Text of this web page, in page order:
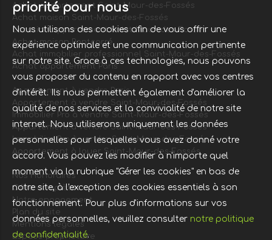
Achat appartement Saint-Maur-des-Fossés
Achat maison Saint-Maur-des-Fossés
Location appartement Saint-Maur-des-Fossés
Achat maison Pontcarré
Achat immobilier professionnel Saint-Maur-des-Fossés
Achat appartement Paris
Appartement à vendre Paris
Appartement à vendre Saint-Maur-des-Fossés
Immobilier Pro à vendre Saint-Maur-des-Fossés
Appartement à vendre Saint-Maur-des-Fossés
Immobilier Pro à vendre Saint-Maur-des-Fossés
Appartement à louer Saint-Maur-des-Fossés
Nos Honoraires
Offre complète
Notre engagement
Plan du site
Mentions légales
Espace propriétaire
priorité pour nous
Nous utilisons des cookies afin de vous offrir une
expérience optimale et une communication pertinente
sur notre site. Grace à ces technologies, nous pouvons
vous proposer du contenu en rapport avec vos centres
d'intérêt. Ils nous permettent également d'améliorer la
qualité de nos services et la convivialité de notre site
internet. Nous utiliserons uniquement les données
personnelles pour lesquelles vous avez donné votre
accord. Vous pouvez les modifier à n'importe quel
moment via la rubrique "Gérer les cookies" en bas de
notre site, à l'exception des cookies essentiels à son
fonctionnement. Pour plus d'informations sur vos
données personnelles, veuillez consulter notre politique
de confidentialité.